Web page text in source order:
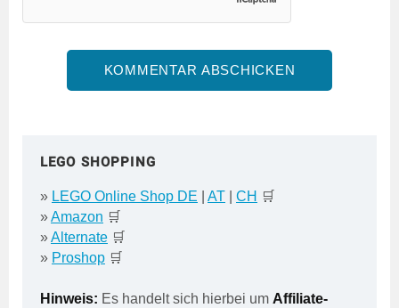
LEGO SHOPPING
» LEGO Online Shop DE AT CH 🛒
»Amazon 🛒
»Alternate 🛒
» Proshop 🛒
Hinweis: Es handelt sich hierbei um Affiliate-